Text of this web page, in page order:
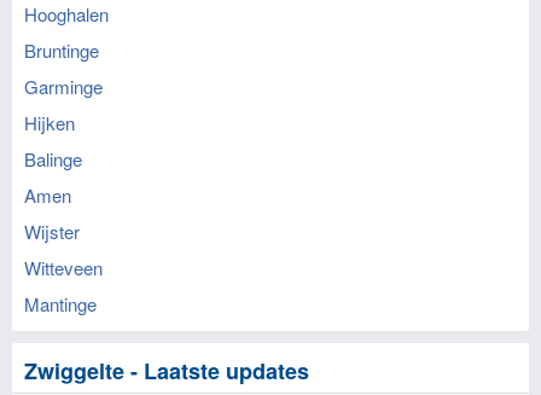
Hooghalen
Bruntinge
Garminge
Hijken
Balinge
Amen
Wijster
Witteveen
Mantinge
Zwiggelte - Laatste updates